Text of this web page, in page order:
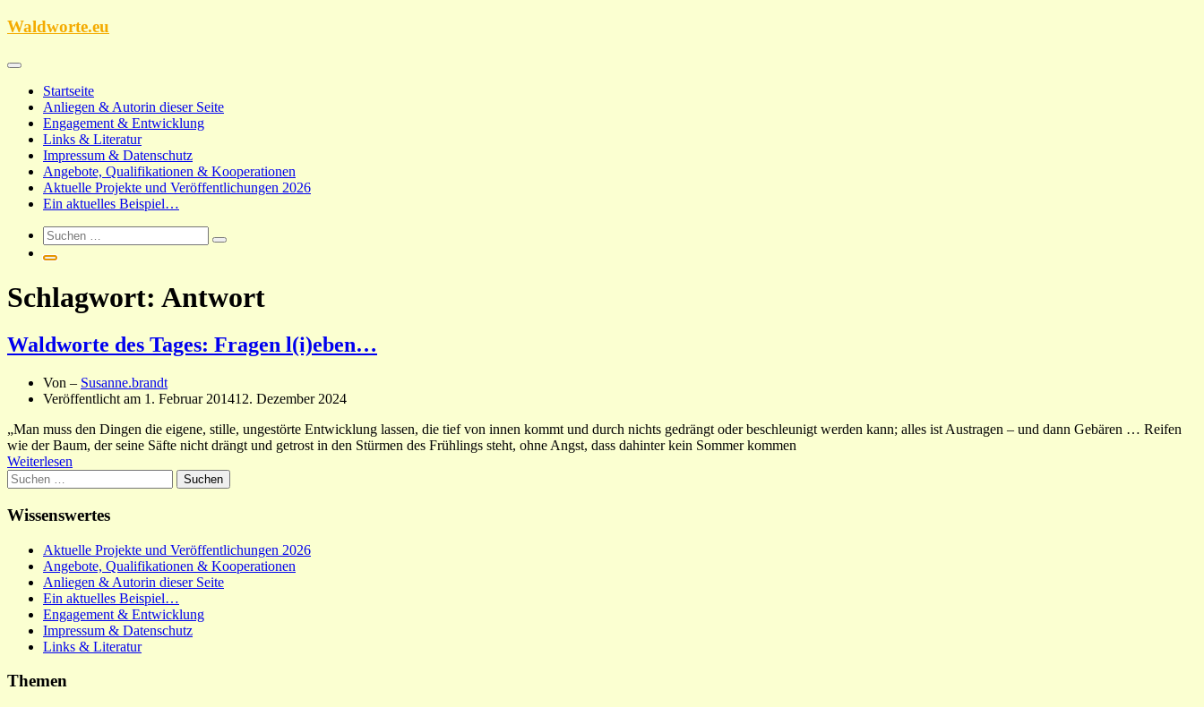
Zum
Waldworte.eu
Startseite
Anliegen & Autorin dieser Seite
Engagement & Entwicklung
Links & Literatur
Impressum & Datenschutz
Angebote, Qualifikationen & Kooperationen
Aktuelle Projekte und Veröffentlichungen 2026
Ein aktuelles Beispiel…
Schlagwort: Antwort
Waldworte des Tages: Fragen l(i)eben…
Von – Susanne.brandt
Veröffentlicht am 1. Februar 201412. Dezember 2024
„Man muss den Dingen die eigene, stille, ungestörte Entwicklung lassen, die tief von innen kommt und durch nichts gedrängt oder beschleunigt werden kann; alles ist Austragen – und dann Gebären … Reifen
wie der Baum, der seine Säfte nicht drängt und getrost in den Stürmen des Frühlings steht, ohne Angst, dass dahinter kein Sommer kommen
Weiterlesen
Suchen
nach:
Wissenswertes
Aktuelle Projekte und Veröffentlichungen 2026
Angebote, Qualifikationen & Kooperationen
Anliegen & Autorin dieser Seite
Ein aktuelles Beispiel…
Engagement & Entwicklung
Impressum & Datenschutz
Links & Literatur
Themen